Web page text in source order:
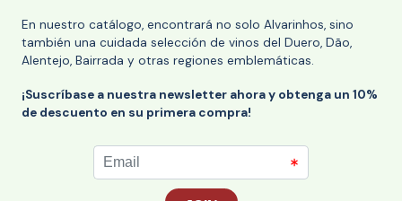
En nuestro catálogo, encontrará no solo Alvarinhos, sino
también una cuidada selección de vinos del Duero, Dão,
Alentejo, Bairrada y otras regiones emblemáticas.
¡Suscríbase a nuestra newsletter ahora y obtenga un 10%
de descuento en su primera compra!